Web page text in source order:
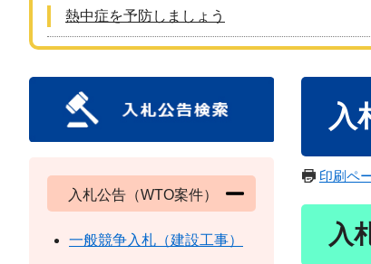
熱中症を予防しましょう
入
印刷ペ
入
入札公告（WTO案件）
一般競争入札（建設工事）